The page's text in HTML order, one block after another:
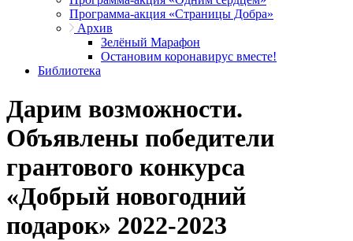
Программа-акция «Страницы Добра»
Архив
Зелёный Марафон
Остановим коронавирус вместе!
Библиотека
Дарим возможности.
Объявлены победители
грантового конкурса
«Добрый новогодний
подарок» 2022-2023